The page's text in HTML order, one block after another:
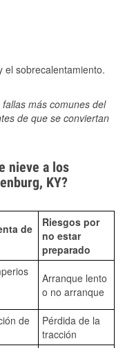
el sobrecalentamiento.
más comunes del
de que se conviertan
nieve a los
KY?
de
Riesgos por
no estar
preparado
Arranque lento
o no arranque
de
Pérdida de la
tracción